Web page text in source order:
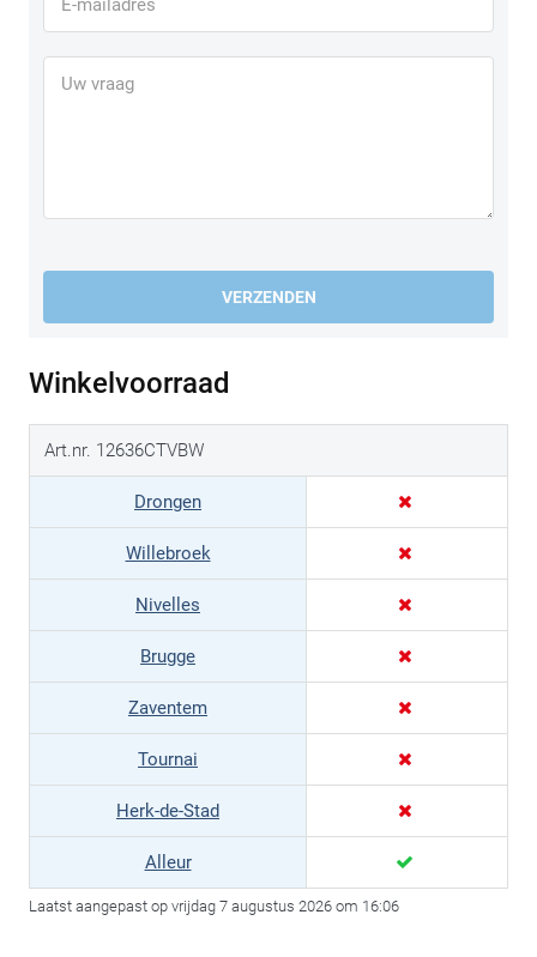
VERZENDEN
Winkelvoorraad
Art.nr. 12636CTVBW
Drongen
Willebroek
Nivelles
Brugge
Zaventem
Tournai
Herk-de-Stad
Alleur
Laatst aangepast op vrijdag 7 augustus 2026 om 16:06